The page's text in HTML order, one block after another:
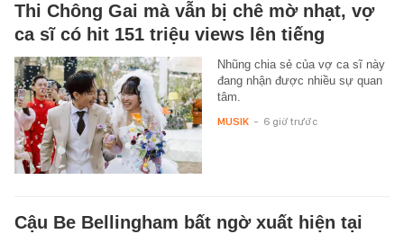
Thi Chông Gai mà vẫn bị chê mờ nhạt, vợ
ca sĩ có hit 151 triệu views lên tiếng
Nhũng chia sẻ của vợ ca sĩ này
đang nhận được nhiều sự quan
tâm.
MUSIK - 6 giờ trước
Cậu Be Bellingham bất ngờ xuất hiện tại